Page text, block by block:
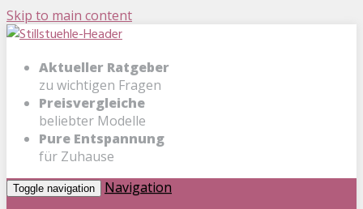
Skip to main content
Aktueller Ratgeber
zu wichtigen Fragen
Preisvergleiche
beliebter Modelle
Pure Entspannung
für Zuhause
Toggle navigation
Navigation